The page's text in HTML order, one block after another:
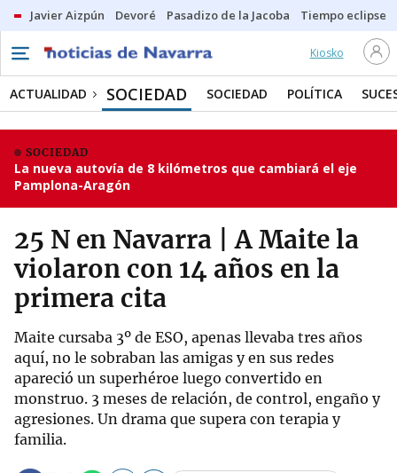
Javier Aizpún Devoré Pasadizo de la Jacoba Tiempo eclipse
Kiosko
ACTUALIDAD SOCIEDAD SOCIEDAD POLÍTICA
SOCIEDAD
La nueva autovía de 8 kilómetros que cambiará el eje
Pamplona-Aragón
25 N en Navarra | A Maite la
violaron con 14 años en la
primera cita
Maite cursaba 3º de ESO, apenas llevaba tres años
aquí, no le sobraban las amigas y en sus redes
apareció un superhéroe luego convertido en
monstruo. 3 meses de relación, de control, engaño y
agresiones. Un drama que supera con terapia y
familia.